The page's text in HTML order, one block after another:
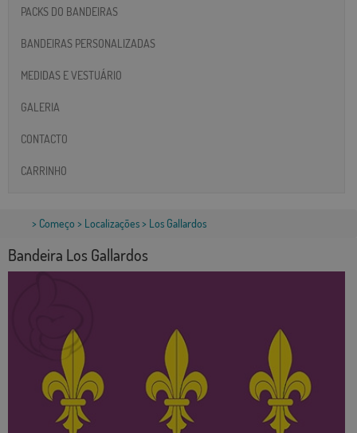
PACKS DO BANDEIRAS
BANDEIRAS PERSONALIZADAS
MEDIDAS E VESTUÁRIO
GALERIA
CONTACTO
CARRINHO
> Começo > Localizações> Los Gallardos
Bandeira Los Gallardos